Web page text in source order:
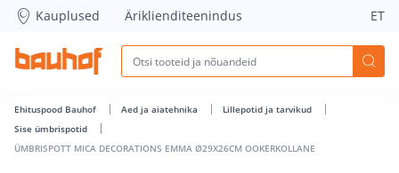
ÜMBRISPOTT MICA DECORATIONS EMMA Ø29X26CM
Kauplused Äriklienditeenindus ET
Ehituspood Bauhof Aed ja aiatehnika
Lillepotid ja tarvikud
Sise ümbrispotid
ÜMBRISPOTT MICA DECORATIONS EMMA Ø29X26CM OOKERKOLLANE